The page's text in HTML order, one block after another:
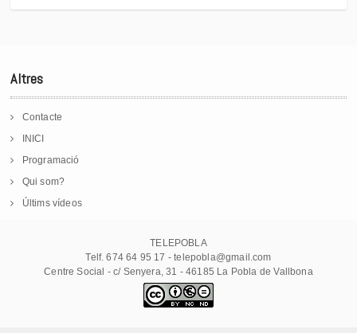
Altres
Contacte
INICI
Programació
Qui som?
Últims vídeos
TELEPOBLA
Telf. 674 64 95 17 - telepobla@gmail.com
Centre Social - c/ Senyera, 31 - 46185 La Pobla de Vallbona